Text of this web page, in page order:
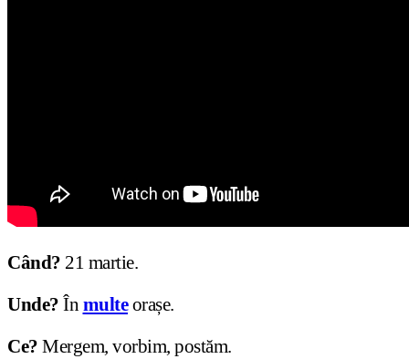
Când? 21 martie.
Unde? În multeorașe.
Ce? Mergem, vorbim, postăm.